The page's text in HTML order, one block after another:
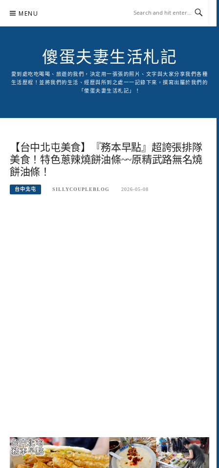
content
MENU
傻蛋夫妻生活札記
愛到處吃吃喝喝、旅遊的我們，決定用一張張的照片、文字與大家分享我們各種
生活歷程！並將我們的生活、經歷與所到之處一一記錄下來，撰寫出屬於我們的
「傻蛋夫妻生活札記」！
【台中北屯美食】『務本早點』超誇張排隊
美食！特色蔥辣燒餅油條~~原精武路無名燒
餅油條！
台中北屯 SILLYCOUPLEBLOG 2026-05-08